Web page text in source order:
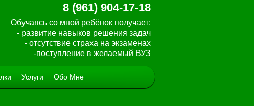
8 (961) 904-17-18
Обучаясь со мной ребёнок получает:
- развитие навыков решения задач
- отсутствие страха на экзаменах
-поступление в желаемый ВУЗ
Услуги Обо Мне